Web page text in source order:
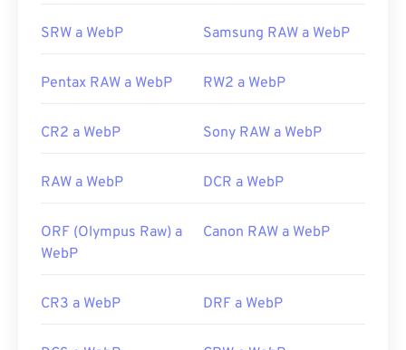
compresión WebP
Utilice nuestro Selector de color para elegir
SRW a WebP Samsung RAW a WebP
Pentax RAW a WebP RW2 a WebP
CR2 a WebP Sony RAW a WebP
RAW a WebP DCR a WebP
ORF (Olympus Raw) a
WebP
Canon RAW a WebP
CR3 a WebP DRF a WebP